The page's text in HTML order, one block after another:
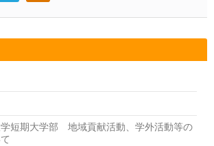
短期大学部 地域貢献活動、学外活動等の